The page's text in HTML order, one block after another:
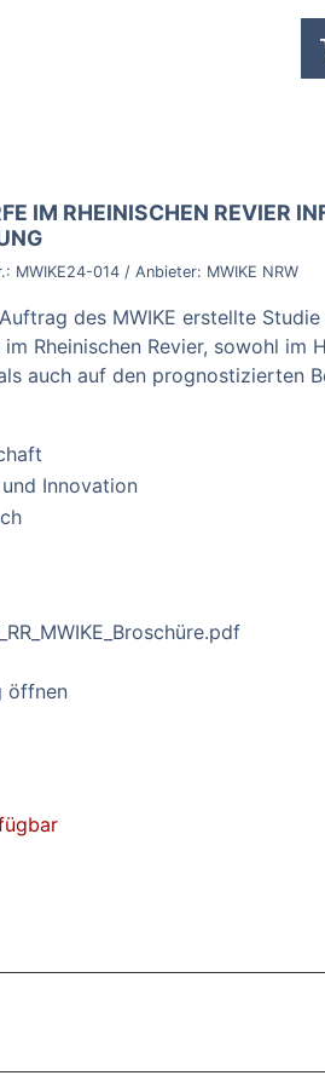
IM RHEINISCHEN REVIER
MWIKE24-014 / Anbieter: MWIKE NRW
des MWIKE erstellte
Rheinischen Revier, sowohl im
auch auf den prognostizierten
Innovation
öffnen